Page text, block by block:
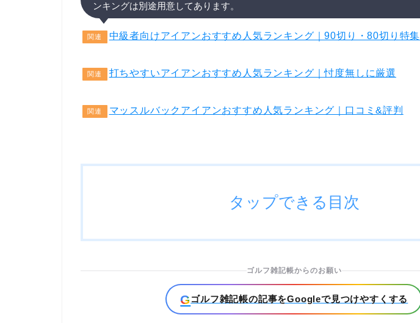
ンキングは別途用意してあります。
関連 中級者向けアイアンおすすめ人気ランキング｜90切り・80切り特集
関連 打ちやすいアイアンおすすめ人気ランキング｜忖度無しに厳選
関連 マッスルバックアイアンおすすめ人気ランキング｜口コミ&評判
タップできる目次
ゴルフ雑記帳からのお願い
Gゴルフ雑記帳の記事をGoogleで見つけやすくする